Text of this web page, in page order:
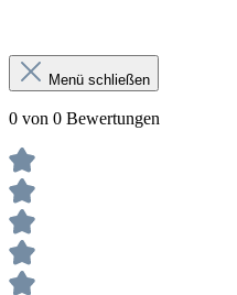
Menü schließen
0 von 0 Bewertungen